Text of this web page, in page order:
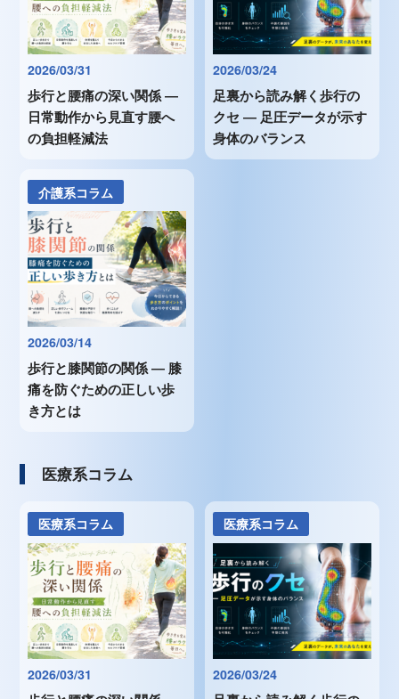
2026/03/31
歩行と腰痛の深い関係 ―
日常動作から見直す腰へ
の負担軽減法
2026/03/24
足裏から読み解く歩行の
クセ ― 足圧データが示す
身体のバランス
介護系コラム
2026/03/14
歩行と膝関節の関係 ― 膝
痛を防ぐための正しい歩
き方とは
医療系コラム
医療系コラム
2026/03/31
医療系コラム
2026/03/24